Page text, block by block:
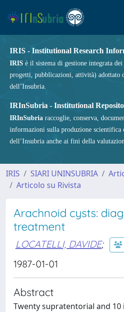
IRIS - Institutional Research
IRIS è il sistema di gestione integrata
progetti, pubblicazioni, attività) adottato
dell’Insubria.
IRInSubria - Institutional
IRInSubria raccoglie, conserva,
informazioni sulla produzione
dell’Insubria anche ai fini della
IRIS SIARI UNINSUBRIA
Articolo su Rivista
Arachnoid cysts:
treatment
LOCATELLI, DAVIDE;
1987-01-01
Abstract
Twenty supratentorial and